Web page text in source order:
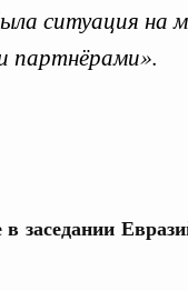
ситуация на
партнёрами».
заседании
в